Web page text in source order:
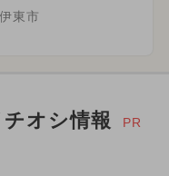
東市
オシ情報 PR